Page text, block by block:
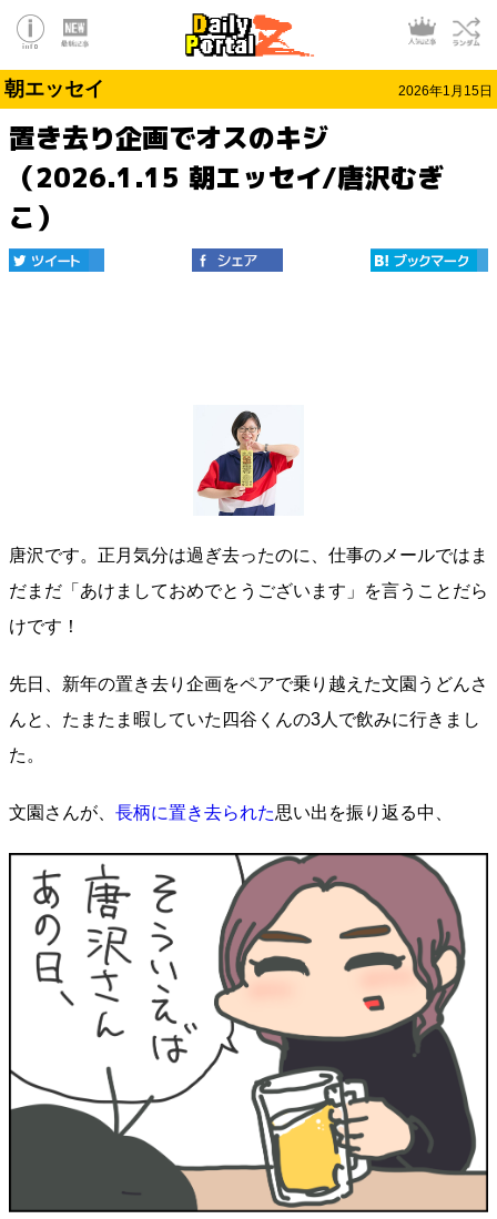
朝エッセイ 2026年1月15日
置き去り企画でオスのキジ
（2026.1.15 朝エッセイ/唐沢むぎ
こ）
唐沢です。正月気分は過ぎ去ったのに、仕事のメールではま
だまだ「あけましておめでとうございます」を言うことだら
けです！
先日、新年の置き去り企画をペアで乗り越えた文園うどんさ
んと、たまたま暇していた四谷くんの3人で飲みに行きまし
た。
文園さんが、 長柄に置き去られた思い出を振り返る中、